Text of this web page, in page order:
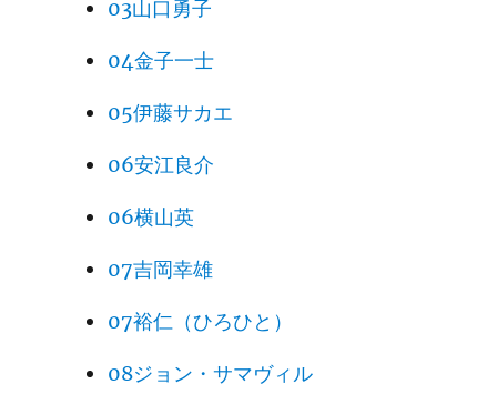
03山口勇子
04金子一士
05伊藤サカエ
06安江良介
06横山英
07吉岡幸雄
07裕仁（ひろひと）
08ジョン・サマヴィル